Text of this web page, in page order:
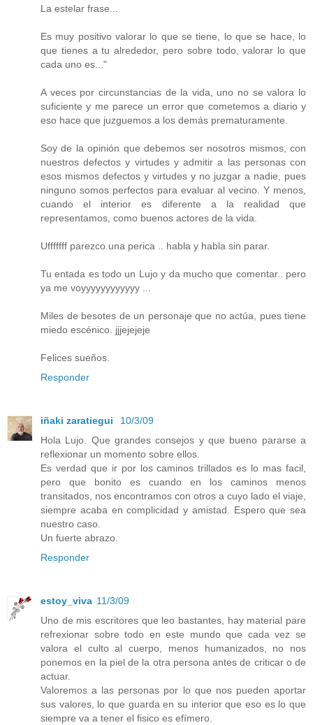
La estelar frase...
Es muy positivo valorar lo que se tiene, lo que se hace, lo
que tienes a tu alrededor, pero sobre todo, valorar lo que
cada uno es..."
A veces por circunstancias de la vida, uno no se valora lo
suficiente y me parece un error que cometemos a diario y
eso hace que juzguemos a los demás prematuramente.
Soy de la opinión que debemos ser nosotros mismos, con
nuestros defectos y virtudes y admitir a las personas con
esos mismos defectos y virtudes y no juzgar a nadie, pues
ninguno somos perfectos para evaluar al vecino. Y menos,
cuando el interior es diferente a la realidad que
representamos, como buenos actores de la vida.
Ufffffff parezco una perica .. habla y habla sin parar.
Tu entada es todo un Lujo y da mucho que comentar.. pero
ya me voyyyyyyyyyyyy ...
Miles de besotes de un personaje que no actúa, pues tiene
miedo escénico. jjjejejeje
Felices sueños.
Responder
iñaki zaratiegui
10/3/09
Hola Lujo. Que grandes consejos y que bueno pararse a
reflexionar un momento sobre ellos.
Es verdad que ir por los caminos trillados es lo mas facil,
pero que bonito es cuando en los caminos menos
transitados, nos encontramos con otros a cuyo lado el viaje,
siempre acaba en complicidad y amistad. Espero que sea
nuestro caso.
Un fuerte abrazo.
Responder
estoy_viva 11/3/09
Uno de mis escritores que leo bastantes, hay material pare
refrexionar sobre todo en este mundo que cada vez se
valora el culto al cuerpo, menos humanizados, no nos
ponemos en la piel de la otra persona antes de criticar o de
actuar.
Valoremos a las personas por lo que nos pueden aportar
sus valores, lo que guarda en su interior que eso es lo que
siempre va a tener el fisico es efímero.